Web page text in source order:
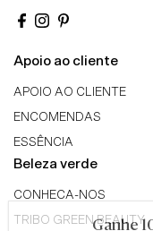
Apoio ao cliente
APOIO AO CLIENTE
ENCOMENDAS
ESSÊNCIA
Beleza verde
CONHECA-NOS
TRIBO GREEN BEAUTY
Ganhe